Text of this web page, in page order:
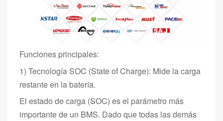
Funciones principales:
1) Tecnología SOC (State of Charge): Mide la carga
restante en la batería.
El estado de carga (SOC) es el parámetro más
importante de un BMS. Dado que todas las demás